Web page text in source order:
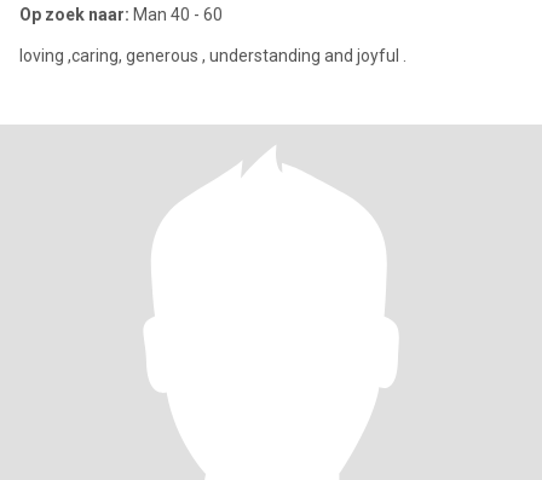
Op zoek naar: Man 40 - 60
loving ,caring, generous , understanding and joyful .